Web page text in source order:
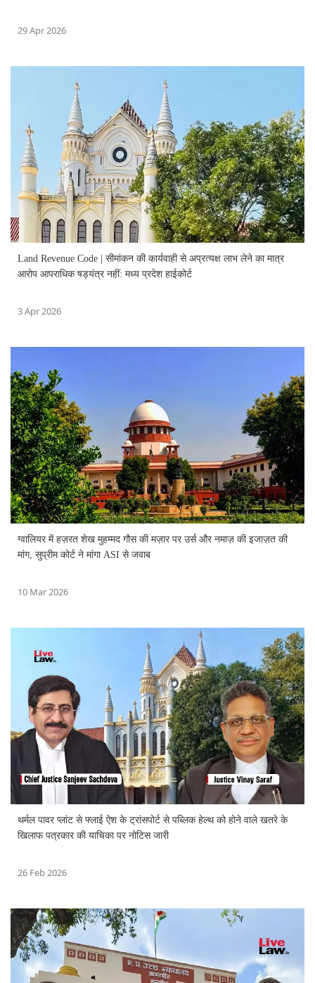
29 Apr 2026
Land Revenue Code | सीमांकन की कार्यवाही से अप्रत्यक्ष लाभ लेने का मात्र
आरोप आपराधिक षड्यंत्र नहीं: मध्य प्रदेश हाईकोर्ट
3 Apr 2026
ग्वालियर में हज़रत शेख मुहम्मद गौस की मज़ार पर उर्स और नमाज़ की इजाज़त की
मांग, सुप्रीम कोर्ट ने मांगा ASI से जवाब
10 Mar 2026
थर्मल पावर प्लांट से फ्लाई ऐश के ट्रांसपोर्ट से पब्लिक हेल्थ को होने वाले खतरे के
खिलाफ पत्रकार की याचिका पर नोटिस जारी
26 Feb 2026